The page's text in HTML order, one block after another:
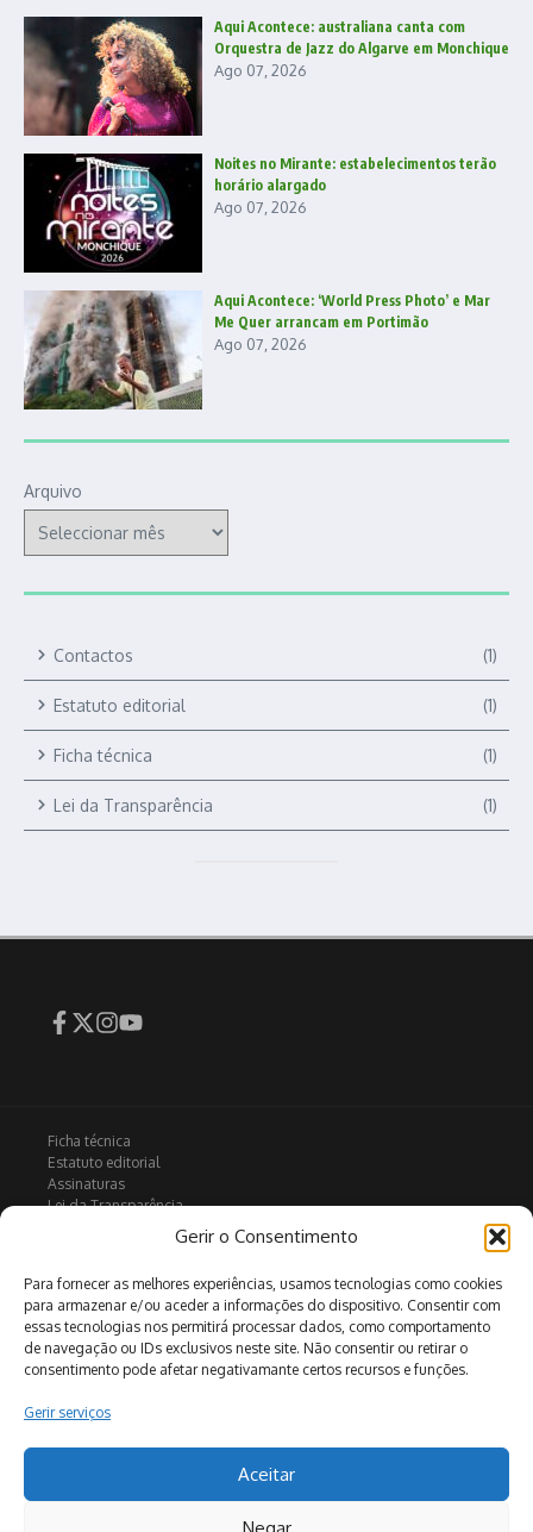
Gerir o Consentimento
Para fornecer as melhores experiências, usamos tecnologias como cookies
para armazenar e/ou aceder a informações do dispositivo. Consentir com
essas tecnologias nos permitirá processar dados, como comportamento
de navegação ou IDs exclusivos neste site. Não consentir ou retirar o
consentimento pode afetar negativamante certos recursos e funções.
Gerir serviços
Aceitar
Negar
Aqui Acontece: australiana canta com
Orquestra de Jazz do Algarve em Monchique
Ago 07, 2026
Noites no Mirante: estabelecimentos terão
horário alargado
Ago 07, 2026
Aqui Acontece: ‘World Press Photo’ e Mar
Me Quer arrancam em Portimão
Ago 07, 2026
Arquivo
Contactos (1)
Estatuto editorial (1)
Ficha técnica (1)
Lei da Transparência (1)
Ficha técnica
Estatuto editorial
Assinaturas
Lei da Transparência
Política de privacidade
Arquivo